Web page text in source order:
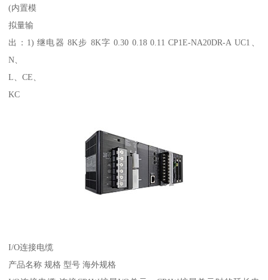
(内置模
拟量输
出：1) 继电器 8K步 8K字 0.30 0.18 0.11 CP1E-NA20DR-A UC1、
N、
L、CE、
KC
I/O连接电缆
产品名称 规格 型号 海外规格